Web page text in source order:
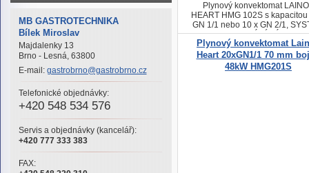
MB GASTROTECHNIKA
Bílek Miroslav
Majdalenky 13
Brno - Lesná, 63800
E-mail: gastrobrno@gastrobrno.cz
Telefonické objednávky:
+420 548 534 576
Servis a objednávky (kancelář):
+420 777 333 383
FAX:
Plynový konvektomat
HEART HMG 102S s
GN 1/1 nebo 10 x GN 2/1,
PROTI USAZOVÁNÍ
SOLÍ CALOUT
Plynový konvektomat
Heart 20xGN1/1 70 mm
48kW HMG201S